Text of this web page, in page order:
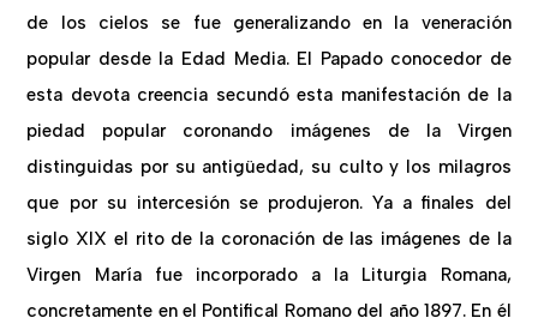
de los cielos se fue generalizando en la veneración
popular desde la Edad Media. El Papado conocedor de
esta devota creencia secundó esta manifestación de la
piedad popular coronando imágenes de la Virgen
distinguidas por su antigüedad, su culto y los milagros
que por su intercesión se produjeron. Ya a finales del
siglo XIX el rito de la coronación de las imágenes de la
Virgen María fue incorporado a la Liturgia Romana,
concretamente en el Pontifical Romano del año 1897. En él